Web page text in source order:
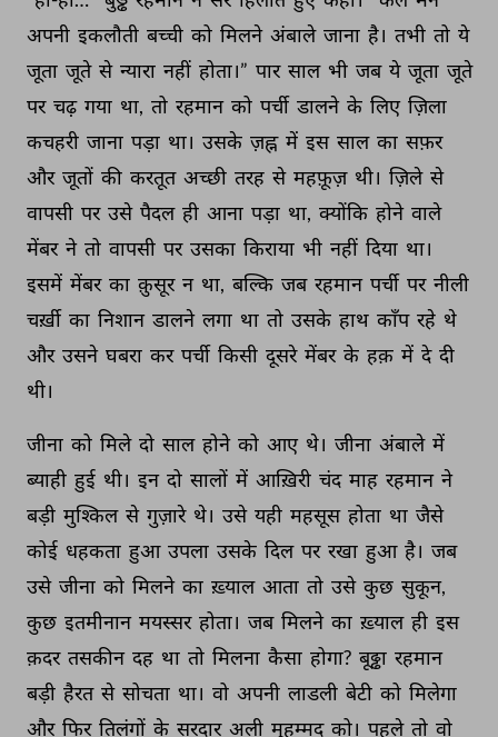
अपनी इकलौती बच्ची को मिलने अंबाले जाना है। तभी तो ये
जूता जूते से न्यारा नहीं होता।” पार साल भी जब ये जूता जूते
पर चढ़ गया था, तो रहमान को पर्ची डालने के लिए ज़िला
कचहरी जाना पड़ा था। उसके ज़ह्न में इस साल का सफ़र
और जूतों की करतूत अच्छी तरह से महफ़ूज़ थी। ज़िले से
वापसी पर उसे पैदल ही आना पड़ा था, क्योंकि होने वाले
मेंबर ने तो वापसी पर उसका किराया भी नहीं दिया था।
इसमें मेंबर का क़ुसूर न था, बल्कि जब रहमान पर्ची पर नीली
चर्ख़ी का निशान डालने लगा था तो उसके हाथ काँप रहे थे
और उसने घबरा कर पर्ची किसी दूसरे मेंबर के हक़ में दे दी
थी।
जीना को मिले दो साल होने को आए थे। जीना अंबाले में
ब्याही हुई थी। इन दो सालों में आख़िरी चंद माह रहमान ने
बड़ी मुश्किल से गुज़ारे थे। उसे यही महसूस होता था जैसे
कोई धहकता हुआ उपला उसके दिल पर रखा हुआ है। जब
उसे जीना को मिलने का ख़्याल आता तो उसे कुछ सुकून,
कुछ इतमीनान मयस्सर होता। जब मिलने का ख़्याल ही इस
क़दर तसकीन दह था तो मिलना कैसा होगा? बूढ्ढा रहमान
बड़ी हैरत से सोचता था। वो अपनी लाडली बेटी को मिलेगा
और फिर तिलंगों के सरदार अली मुहम्मद को। पहले तो वो